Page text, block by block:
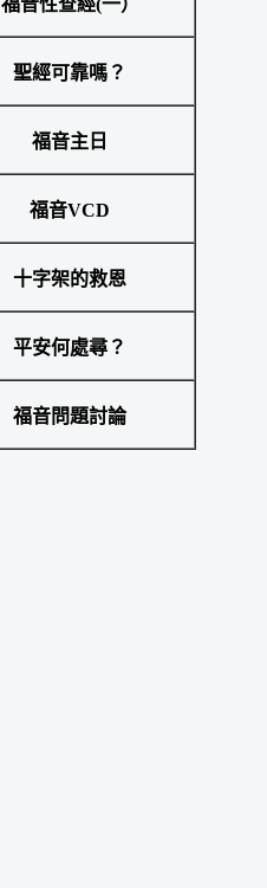
聖經可靠嗎？
福音主日
福音VCD
十字架的救恩
平安何處尋？
福音問題討論